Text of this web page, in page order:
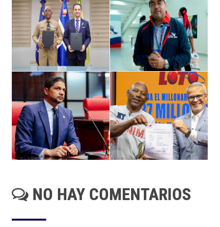
NO HAY COMENTARIOS